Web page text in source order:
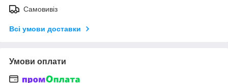
Самовивіз
Всі умови доставки
Умови оплати